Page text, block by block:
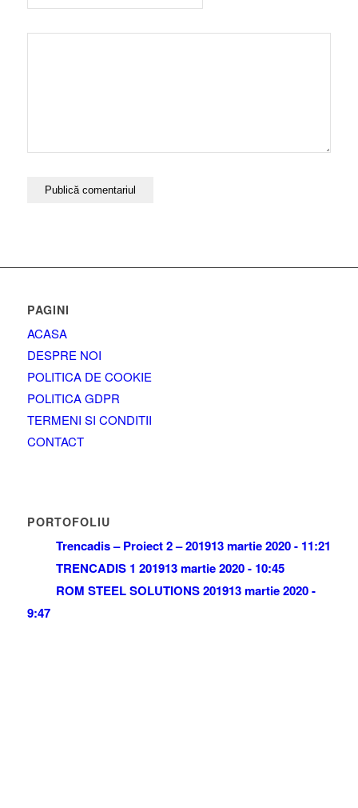
PAGINI
ACASA
DESPRE NOI
POLITICA DE COOKIE
POLITICA GDPR
TERMENI SI CONDITII
CONTACT
PORTOFOLIU
Trencadis – Proiect 2 – 201913 martie 2020 - 11:21
TRENCADIS 1 201913 martie 2020 - 10:45
ROM STEEL SOLUTIONS 201913 martie 2020 -
9:47